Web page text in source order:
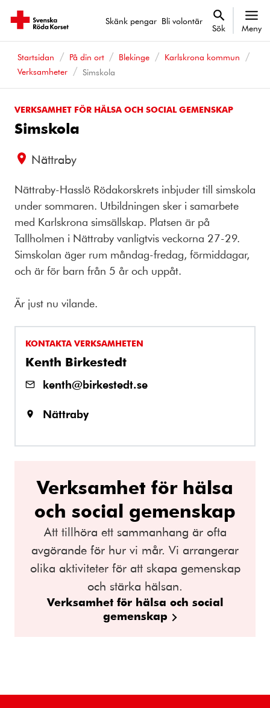
Skänk pengar Bli volontär
Sök Meny
Startsidan På din ort Blekinge
Karlskrona kommun
Verksamheter
Simskola
VERKSAMHET FÖR HÄLSA OCH SOCIAL GEMENSKAP
Simskola
Nättraby
Nättraby-Hasslö Rödakorskrets inbjuder till simskola
under sommaren. Utbildningen sker i samarbete
med Karlskrona simsällskap. Platsen är på
Tallholmen i Nättraby vanligtvis veckorna 27-29.
Simskolan äger rum måndag-fredag, förmiddagar,
och är för barn från 5 år och uppåt.
Är just nu vilande.
KONTAKTA VERKSAMHETEN
Kenth Birkestedt
kenth@birkestedt.se
Nättraby
Verksamhet för hälsa
och social gemenskap
Att tillhöra ett sammanhang är ofta
avgörande för hur vi mår. Vi arrangerar
olika aktiviteter för att skapa gemenskap
och stärka hälsan.
Verksamhet för hälsa och social
gemenskap